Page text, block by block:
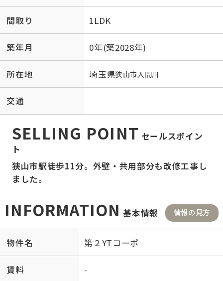
間取り 1LDK
築年月 0年(築2028年)
所在地 埼玉県狭山市 入間川
交通
SELLING POINT セールスポイン
ト
狭山市駅徒歩11分。外壁・共用部分も改修工事し
ました。
INFORMATION 基本情報 情報の見方
物件名 第２YTコーポ
賃料 -